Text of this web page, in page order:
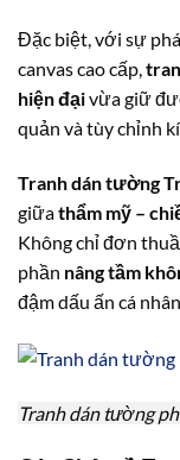
Đặc biệt, với sự
canvas cao cấp,
hiện đạivừa giữ
quản và tùy chỉnh
Tranh dán tường
giữathẩm mỹ –
Không chỉ đơn
phần nâng tầm
đậm dấu ấn cá
Tranh dán tường